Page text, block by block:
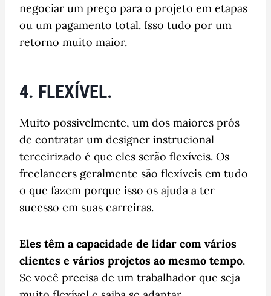
negociar um preço para o projeto em etapas
ou um pagamento total. Isso tudo por um
retorno muito maior.
4. FLEXÍVEL.
Muito possivelmente, um dos maiores prós
de contratar um designer instrucional
terceirizado é que eles serão flexíveis. Os
freelancers geralmente são flexíveis em tudo
o que fazem porque isso os ajuda a ter
sucesso em suas carreiras.
Eles têm a capacidade de lidar com vários
clientes e vários projetos ao mesmo tempo.
Se você precisa de um trabalhador que seja